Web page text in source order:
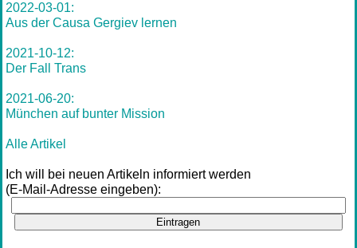
2022-03-01:
Aus der Causa Gergiev lernen
2021-10-12:
Der Fall Trans
2021-06-20:
München auf bunter Mission
Alle Artikel
Ich will bei neuen Artikeln informiert werden
(E-Mail-Adresse eingeben):
Eintragen